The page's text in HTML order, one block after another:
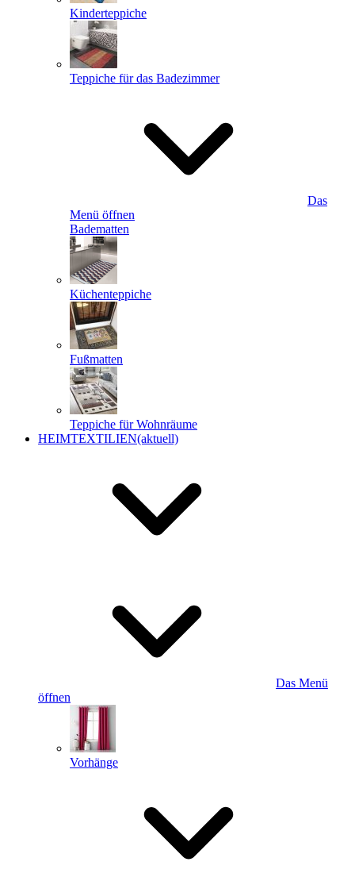
Kinderteppiche
Teppiche für das Badezimmer
Das
Menü öffnen
Badematten
Küchenteppiche
Fußmatten
Teppiche für Wohnräume
HEIMTEXTILIEN(aktuell)
Das Menü
öffnen
Vorhänge